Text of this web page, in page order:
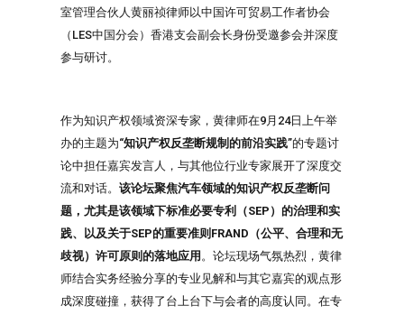
室管理合伙人黄丽祯律师以中国许可贸易工作者协会
（LES中国分会）香港支会副会长身份受邀参会并深度
参与研讨。
作为知识产权领域资深专家，黄律师在9月24日上午举
办的主题为“知识产权反垄断规制的前沿实践”的专题讨
论中担任嘉宾发言人，与其他位行业专家展开了深度交
流和对话。该论坛聚焦汽车领域的知识产权反垄断问
题，尤其是该领域下标准必要专利（SEP）的治理和实
践、以及关于SEP的重要准则FRAND（公平、合理和无
歧视）许可原则的落地应用 。论坛现场气氛热烈，黄律
师结合实务经验分享的专业见解和与其它嘉宾的观点形
成深度碰撞，获得了台上台下与会者的高度认同。在专